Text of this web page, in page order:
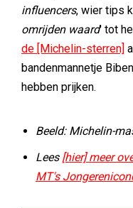
influencers, wier tips
omrijden waard' tot
de [Michelin-sterren]
bandenmannetje
hebben prijken.
Beeld: Michelin-
Lees [hier] meer
MT's